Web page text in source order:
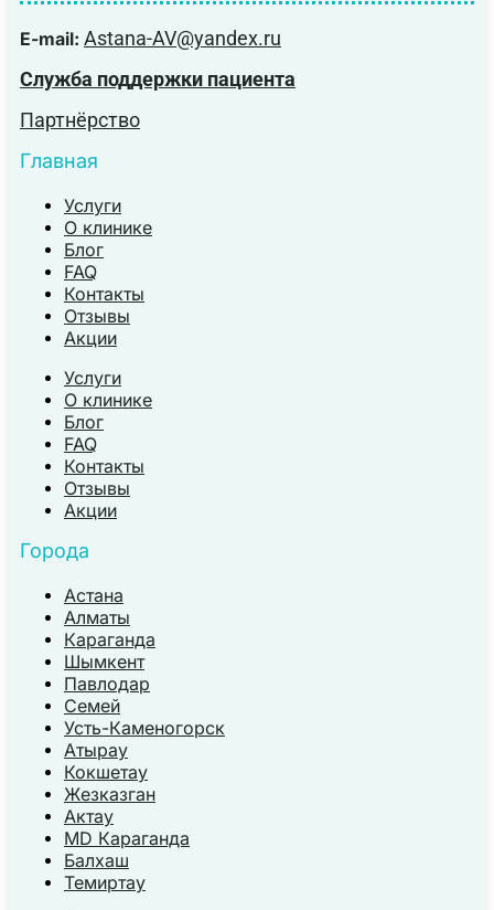
E-mail: Astana-AV@yandex.ru
Служба поддержки пациента
Партнёрство
Главная
Услуги
О клинике
Блог
FAQ
Контакты
Отзывы
Акции
Услуги
О клинике
Блог
FAQ
Контакты
Отзывы
Акции
Города
Астана
Алматы
Караганда
Шымкент
Павлодар
Семей
Усть-Каменогорск
Атырау
Кокшетау
Жезказган
Актау
MD Караганда
Балхаш
Темиртау